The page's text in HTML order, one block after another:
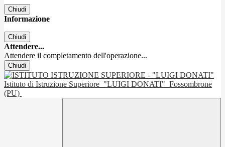
Chiudi
Informazione
Chiudi
Attendere...
Attendere il completamento dell'operazione...
Chiudi
Istituto di Istruzione Superiore "LUIGI DONATI" Fossombrone
(PU)